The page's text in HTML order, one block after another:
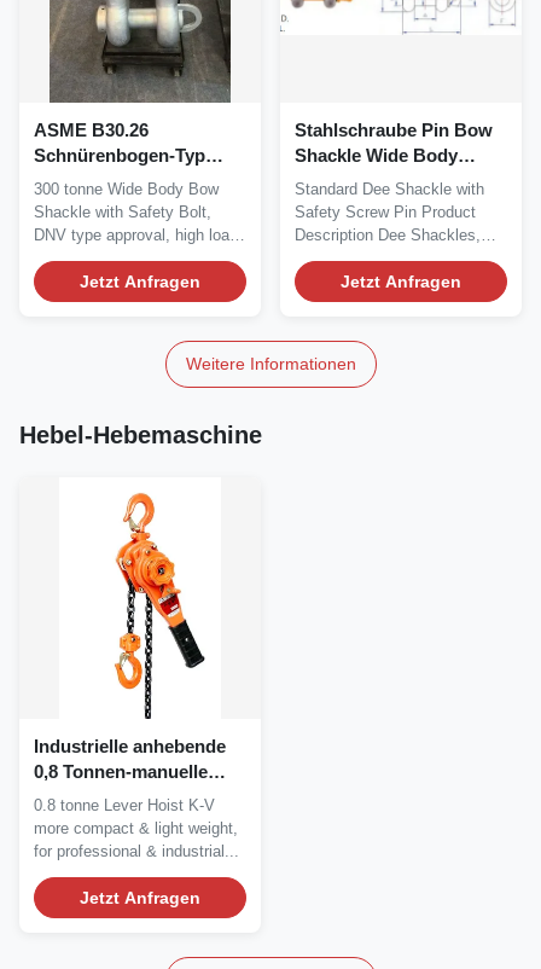
ASME B30.26
Schnürenbogen-Typ
Silber lackiert Anpassbar
300 tonne Wide Body Bow
Shackle with Safety Bolt,
DNV type approval, high load
capacity, with...
Jetzt Anfragen
Stahlschraube Pin Bow
Shackle Wide Body
ASME B30.26 12 Tonne
Standard Dee Shackle with
Safety Screw Pin Product
Description Dee Shackles,
also referred to as...
Jetzt Anfragen
Weitere Informationen
Hebel-Hebemaschine
Industrielle anhebende
0,8 Tonnen-manuelle
Hebel-Hebemaschine en
13157
0.8 tonne Lever Hoist K-V
more compact & light weight,
for professional & industrial...
Jetzt Anfragen